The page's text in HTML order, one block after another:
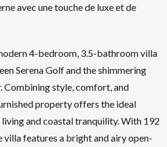
avec une touche de luxe et de
4-bedroom, 3.5-bathroom villa
Serena Golf and the shimmering
style, comfort, and
property offers the ideal
and coastal tranquility. With 192
villa features a bright and airy open-